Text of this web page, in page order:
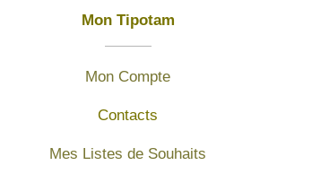
Mon Tipotam
Mon Compte
Contacts
Mes Listes de Souhaits